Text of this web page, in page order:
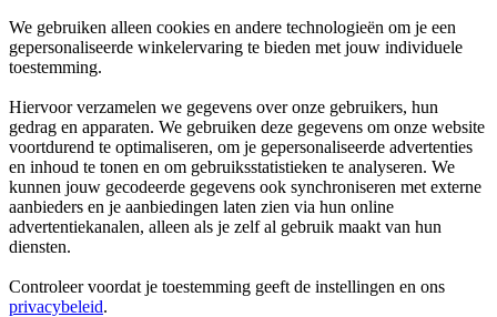
We gebruiken alleen cookies en andere technologieën om je een
gepersonaliseerde winkelervaring te bieden met jouw individuele
toestemming.
Hiervoor verzamelen we gegevens over onze gebruikers, hun
gedrag en apparaten. We gebruiken deze gegevens om onze website
voortdurend te optimaliseren, om je gepersonaliseerde advertenties
en inhoud te tonen en om gebruiksstatistieken te analyseren. We
kunnen jouw gecodeerde gegevens ook synchroniseren met externe
aanbieders en je aanbiedingen laten zien via hun online
advertentiekanalen, alleen als je zelf al gebruik maakt van hun
diensten.
Controleer voordat je toestemming geeft de instellingen en ons
privacybeleid.